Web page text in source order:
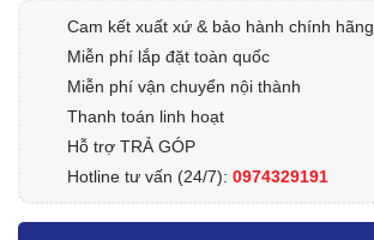
Cam kết xuất xứ & bảo hành chính hãng
Miễn phí lắp đặt toàn quốc
Miễn phí vận chuyển nội thành
Thanh toán linh hoạt
Hỗ trợ TRẢ GÓP
Hotline tư vấn (24/7): 0974329191